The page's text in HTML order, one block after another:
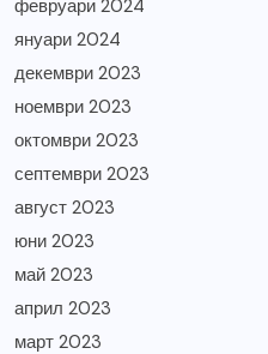
февруари 2024
януари 2024
декември 2023
ноември 2023
октомври 2023
септември 2023
август 2023
юни 2023
май 2023
април 2023
март 2023